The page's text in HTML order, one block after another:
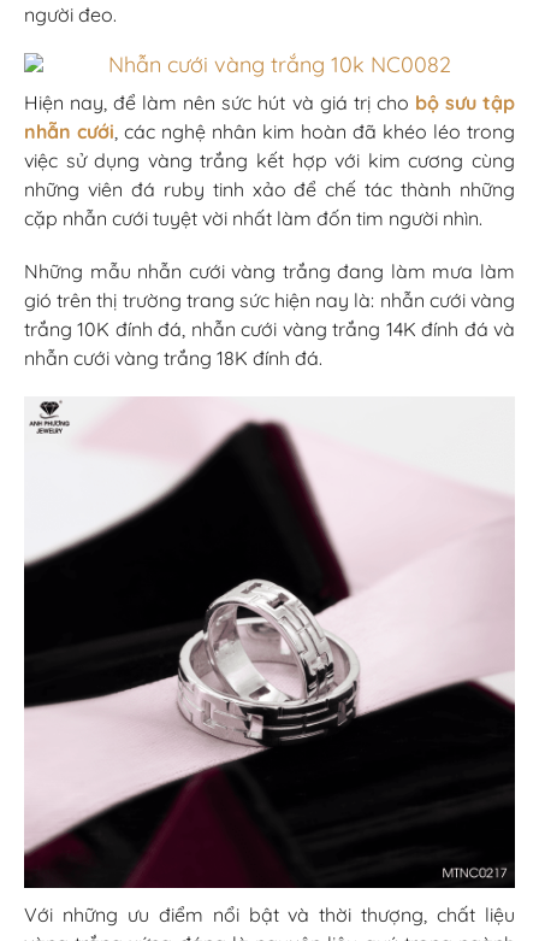
người đeo.
Hiện nay, để làm nên sức hút và giá trị cho bộ sưu tập
nhẫn cưới , các nghệ nhân kim hoàn đã khéo léo trong
việc sử dụng vàng trắng kết hợp với kim cương cùng
những viên đá ruby tinh xảo để chế tác thành những
cặp nhẫn cưới tuyệt vời nhất làm đốn tim người nhìn.
Những mẫu nhẫn cưới vàng trắng đang làm mưa làm
gió trên thị trường trang sức hiện nay là: nhẫn cưới vàng
trắng 10K đính đá, nhẫn cưới vàng trắng 14K đính đá và
nhẫn cưới vàng trắng 18K đính đá.
Với những ưu điểm nổi bật và thời thượng, chất liệu